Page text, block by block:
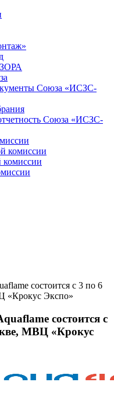
Союза «ИСЗС-
Союза «ИСЗС-
комиссии
комиссии
состоится с 3 по 6
«Крокус Экспо»
состоится с
МВЦ «Крокус